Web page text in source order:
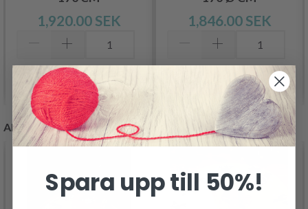
1,920.00 SEK
Lägg till varukorgen
1,846.00 SEK
Lägg till varukorgen
ANDRA KUNDER KÖPTE
Spara upp till 50%!